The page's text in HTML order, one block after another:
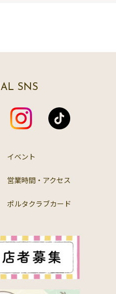
SNS
イベント
営業時間・アクセス
ポルタクラブカード